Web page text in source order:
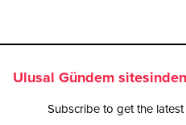
Ulusal Gündem
Subscribe to get the